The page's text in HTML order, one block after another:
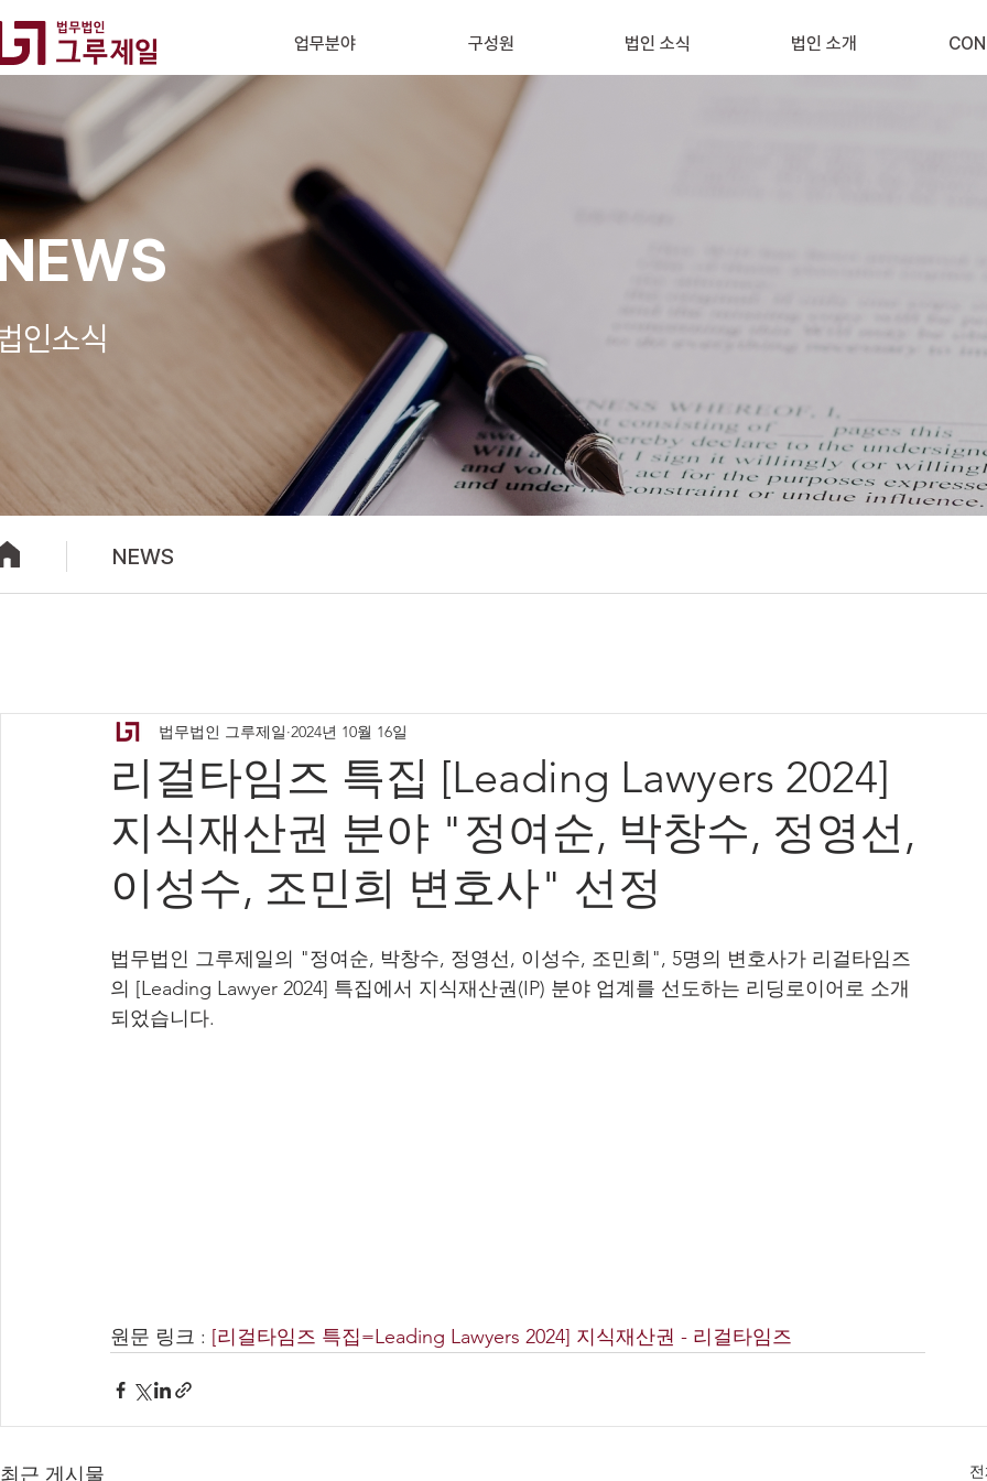
업무분야 구성원 법인 소식 법인 소개
인소식
NEWS
리걸타임즈 특집 [Leading Lawyers 2024]
지식재산권 분야 "정여순, 박창수, 정영선,
이성수, 조민희 변호사" 선정
법무법인 그루제일 2024년 10월 16일
법무법인 그루제일의 "정여순, 박창수, 정영선, 이성수, 조민희", 5명의 변호사가 리걸타임즈
의 [Leading Lawyer 2024] 특집에서 지식재산권(IP) 분야 업계를 선도하는 리딩로이어로 소개
되었습니다.
원문 링크 : [리걸타임즈 특집=Leading Lawyers 2024] 지식재산권 - 리걸타임즈
최근 게시물